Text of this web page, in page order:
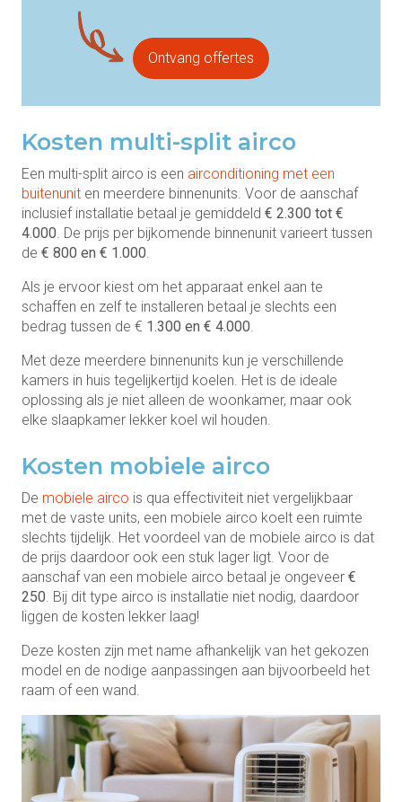
Ontvang offertes
Kosten multi-split airco
Een multi-split airco is een airconditioning met een
buitenunit en meerdere binnenunits. Voor de aanschaf
inclusief installatie betaal je gemiddeld € 2.300 tot €
4.000. De prijs per bijkomende binnenunit varieert tussen
de € 800 en € 1.000.
Als je ervoor kiest om het apparaat enkel aan te
schaffen en zelf te installeren betaal je slechts een
bedrag tussen de € 1.300 en € 4.000.
Met deze meerdere binnenunits kun je verschillende
kamers in huis tegelijkertijd koelen. Het is de ideale
oplossing als je niet alleen de woonkamer, maar ook
elke slaapkamer lekker koel wil houden.
Kosten mobiele airco
De mobiele airco is qua effectiviteit niet vergelijkbaar
met de vaste units, een mobiele airco koelt een ruimte
slechts tijdelijk. Het voordeel van de mobiele airco is dat
de prijs daardoor ook een stuk lager ligt. Voor de
aanschaf van een mobiele airco betaal je ongeveer €
250. Bij dit type airco is installatie niet nodig, daardoor
liggen de kosten lekker laag!
Deze kosten zijn met name afhankelijk van het gekozen
model en de nodige aanpassingen aan bijvoorbeeld het
raam of een wand.